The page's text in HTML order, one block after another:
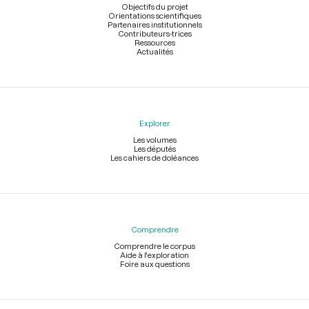
Objectifs du projet
Orientations scientifiques
Partenaires institutionnels
Contributeurs-trices
Ressources
Actualités
Explorer
Les volumes
Les députés
Les cahiers de doléances
Comprendre
Comprendre le corpus
Aide à l'exploration
Foire aux questions